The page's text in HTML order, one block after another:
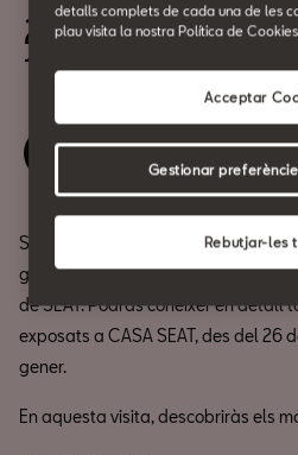
27 de Gener
18:45h
Gaudeix d'aquest
Si ets dels que no només volen
guiada amb el nostre expert de la
de SEAT. Podràs conèixer en detall
exposats a CASA SEAT, des del 26
gener.
En aquesta visita, descobriràs els
detalls complets de cada una de les
plau visita la nostra Política de
Rebutjar-les
Acceptar
Gestionar